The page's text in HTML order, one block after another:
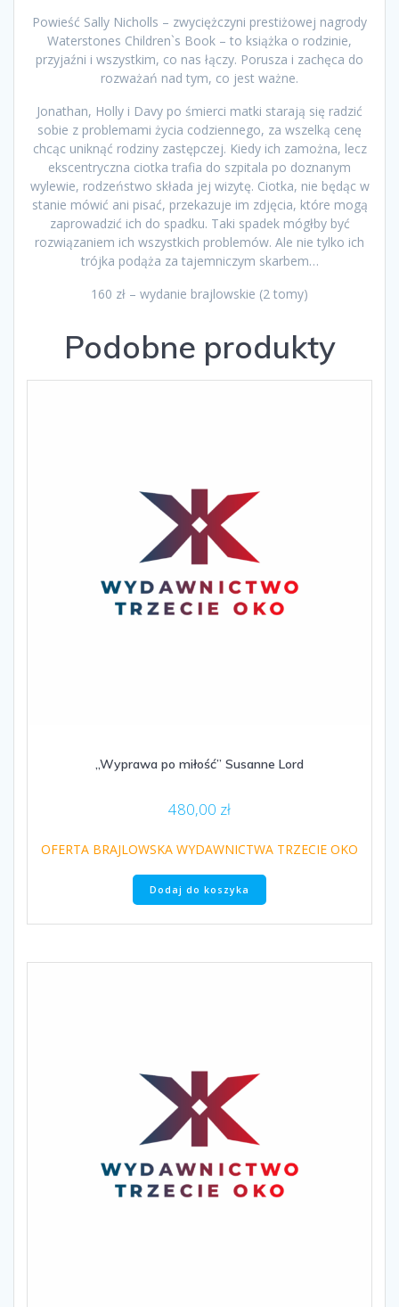
Powieść Sally Nicholls – zwyciężczyni prestiżowej nagrody
Waterstones Children`s Book – to książka o rodzinie,
przyjaźni i wszystkim, co nas łączy. Porusza i zachęca do
rozważań nad tym, co jest ważne.
Jonathan, Holly i Davy po śmierci matki starają się radzić
sobie z problemami życia codziennego, za wszelką cenę
chcąc uniknąć rodziny zastępczej. Kiedy ich zamożna, lecz
ekscentryczna ciotka trafia do szpitala po doznanym
wylewie, rodzeństwo składa jej wizytę. Ciotka, nie będąc w
stanie mówić ani pisać, przekazuje im zdjęcia, które mogą
zaprowadzić ich do spadku. Taki spadek mógłby być
rozwiązaniem ich wszystkich problemów. Ale nie tylko ich
trójka podąża za tajemniczym skarbem…
160 zł – wydanie brajlowskie (2 tomy)
Podobne produkty
„Wyprawa po miłość” Susanne Lord
480,00 zł
OFERTA BRAJLOWSKA WYDAWNICTWA TRZECIE OKO
Dodaj do koszyka